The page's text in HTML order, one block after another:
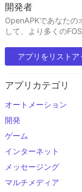
開発者
OpenAPKであなたの
して、より多くの
アプリをリストア
アプリカテゴリ
オートメーション
開発
ゲーム
インターネット
メッセージング
マルチメディア